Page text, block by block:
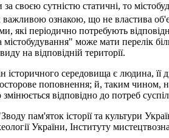
своєю сутністю статичні, то
важливою ознакою, що не властива
які періодично потребують
може мати перелік
на відповідній території.
середовища є людина, її
поповнення; й, таким чином,
відповідно до потреб
пам'яток історії та культури
України, Інституту